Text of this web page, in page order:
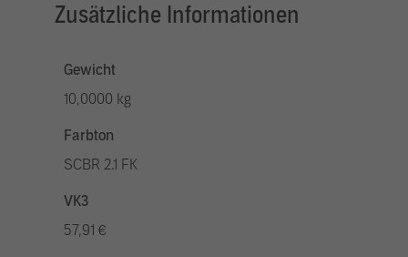
Zusätzliche Informationen
Gewicht
10,0000 kg
Farbton
SCBR 2.1 FK
VK3
57,91 €